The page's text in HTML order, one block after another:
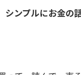
シンプルにお金の